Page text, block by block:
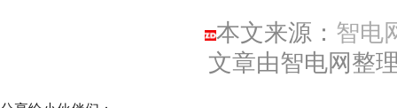
本文来源： 智电
文章由智电网整